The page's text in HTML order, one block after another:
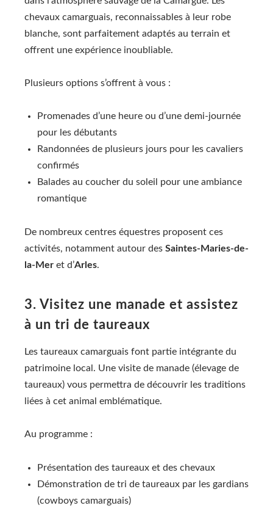
chevaux camarguais, reconnaissables à leur robe
blanche, sont parfaitement adaptés au terrain et
offrent une expérience inoubliable.
Plusieurs options s’offrent à vous :
Promenades d’une heure ou d’une demi-journée
pour les débutants
Randonnées de plusieurs jours pour les cavaliers
confirmés
Balades au coucher du soleil pour une ambiance
romantique
De nombreux centres équestres proposent ces
activités, notamment autour des Saintes-Maries-de-
la-Mer et d’Arles.
3. Visitez une manade et assistez
à un tri de taureaux
Les taureaux camarguais font partie intégrante du
patrimoine local. Une visite de manade (élevage de
taureaux) vous permettra de découvrir les traditions
liées à cet animal emblématique.
Au programme :
Présentation des taureaux et des chevaux
Démonstration de tri de taureaux par les gardians
(cowboys camarguais)